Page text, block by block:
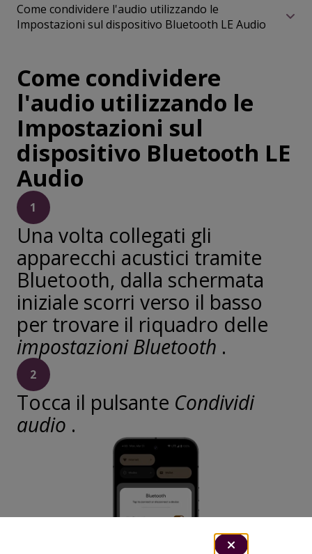
Come condividere
l'audio utilizzando le
Impostazioni sul
dispositivo Bluetooth LE
Audio
1
Una volta collegati gli
apparecchi acustici tramite
Bluetooth, dalla schermata
iniziale scorri verso il basso
per trovare il riquadro delle
impostazioni Bluetooth .
2
Tocca il pulsante Condividi
audio .
Come condividere l'audio utilizzando le
Impostazioni sul dispositivo Bluetooth LE Audio